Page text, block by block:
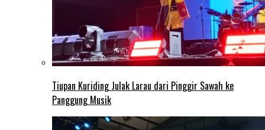
Tiupan Kuriding Julak Larau dari Pinggir Sawah ke
Panggung Musik